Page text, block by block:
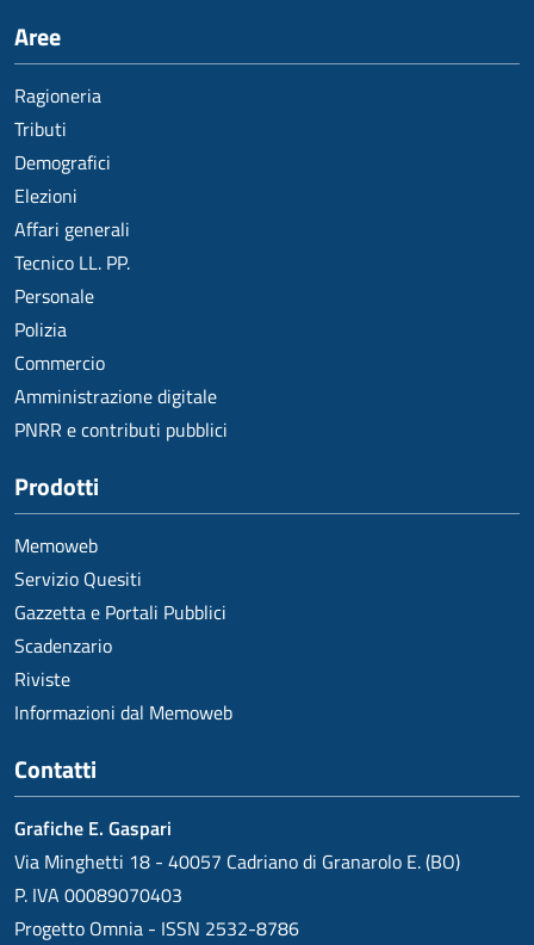
Aree
Ragioneria
Tributi
Demografici
Elezioni
Affari generali
Tecnico LL. PP.
Personale
Polizia
Commercio
Amministrazione digitale
PNRR e contributi pubblici
Prodotti
Memoweb
Servizio Quesiti
Gazzetta e Portali Pubblici
Scadenzario
Riviste
Informazioni dal Memoweb
Contatti
Grafiche E. Gaspari
Via Minghetti 18 - 40057 Cadriano di Granarolo E. (BO)
P. IVA 00089070403
Progetto Omnia - ISSN 2532-8786